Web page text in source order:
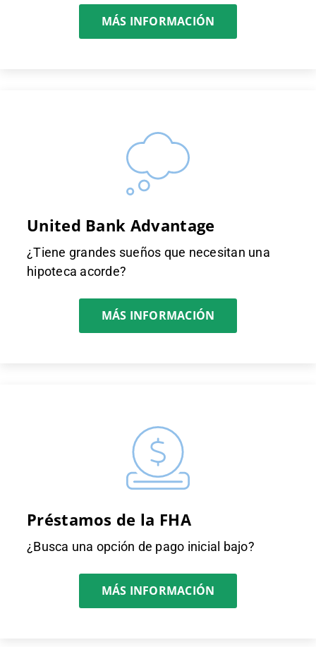
MÁS INFORMACIÓN
United Bank Advantage
¿Tiene grandes sueños que necesitan una
hipoteca acorde?
MÁS INFORMACIÓN
Préstamos de la FHA
¿Busca una opción de pago inicial bajo?
MÁS INFORMACIÓN